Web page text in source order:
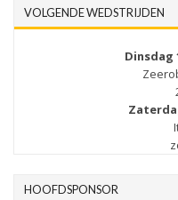
VOLGENDE WEDSTRIJDEN
Dinsdag
HOOFDSPONSOR